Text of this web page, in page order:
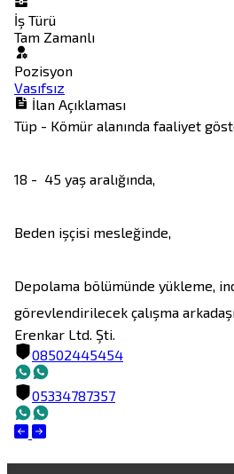
İş Türü
Tam Zamanlı
Pozisyon
Vasıfsız
İlan Açıklaması
Tüp - Kömür alanında faaliyet
18 -  45 yaş aralığında,
Beden işçisi mesleğinde,
Depolama bölümünde yükleme,
Erenkar Ltd. Şti.
08502445454
05334787357